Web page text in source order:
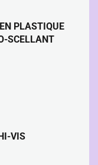
PLASTIQUE
SCELLANT
VIS